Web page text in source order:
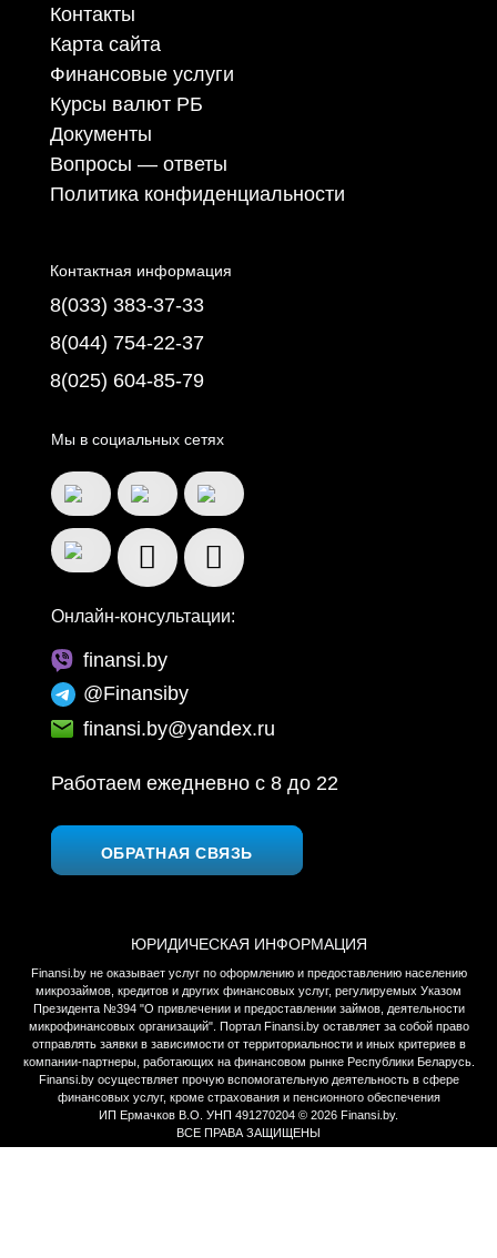
Контакты
Карта сайта
Финансовые услуги
Курсы валют РБ
Документы
Вопросы — ответы
Политика конфиденциальности
Контактная информация
8(033) 383-37-33
8(044) 754-22-37
8(025) 604-85-79
Мы в социальных сетях
Онлайн-консультации:
finansi.by
@Finansiby
finansi.by@yandex.ru
Работаем ежедневно c 8 до 22
ОБРАТНАЯ СВЯЗЬ
ЮРИДИЧЕСКАЯ ИНФОРМАЦИЯ
Finansi.by не оказывает услуг по оформлению и предоставлению населению
микрозаймов, кредитов и других финансовых услуг, регулируемых Указом
Президента №394 "О привлечении и предоставлении займов, деятельности
микрофинансовых организаций". Портал Finansi.by оставляет за собой право
отправлять заявки в зависимости от территориальности и иных критериев в
компании-партнеры, работающих на финансовом рынке Республики Беларусь.
Finansi.by осуществляет прочую вспомогательную деятельность в сфере
финансовых услуг, кроме страхования и пенсионного обеспечения
ИП Ермачков В.О. УНП 491270204 © 2026 Finansi.by.
ВСЕ ПРАВА ЗАЩИЩЕНЫ